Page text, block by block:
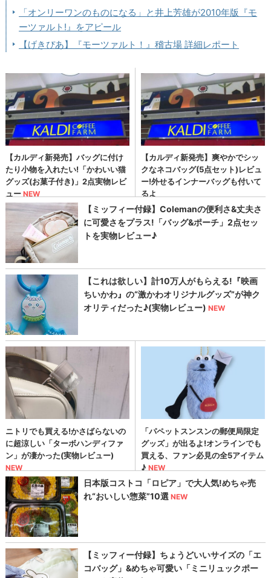
「オンリーワンのものになる」と井上芳雄が2010年版『モ
ーツァルト!』をアピール
【げきぴあ】『モーツァルト！』稽古場 詳細レポート